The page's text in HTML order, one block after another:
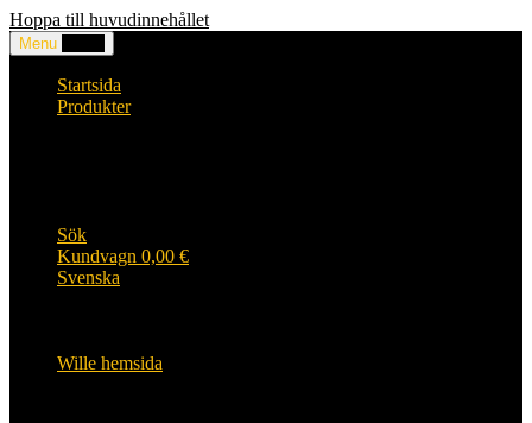
Hoppa till huvudinnehållet
Menu
Startsida
Produkter
Sök
Kundvagn 0,00 €
Svenska
Wille hemsida